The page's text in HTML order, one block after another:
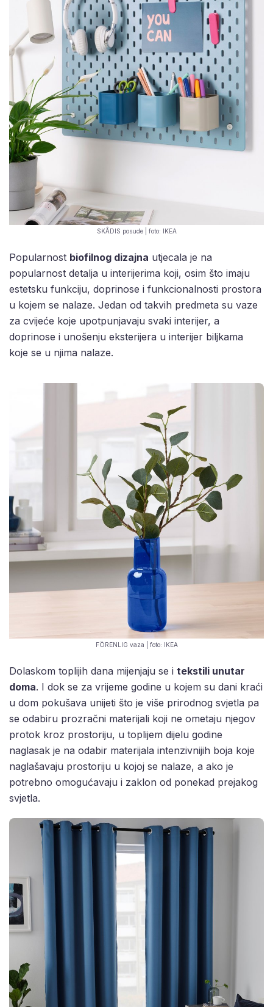
SKÅDIS posude | foto: IKEA
Popularnost biofilnog dizajna utjecala je na
popularnost detalja u interijerima koji, osim što imaju
estetsku funkciju, doprinose i funkcionalnosti prostora
u kojem se nalaze. Jedan od takvih predmeta su vaze
za cvijeće koje upotpunjavaju svaki interijer, a
doprinose i unošenju eksterijera u interijer biljkama
koje se u njima nalaze.
FÖRENLIG vaza | foto: IKEA
Dolaskom toplijih dana mijenjaju se i tekstili unutar
doma. I dok se za vrijeme godine u kojem su dani kraći
u dom pokušava unijeti što je više prirodnog svjetla pa
se odabiru prozračni materijali koji ne ometaju njegov
protok kroz prostoriju, u toplijem dijelu godine
naglasak je na odabir materijala intenzivnijih boja koje
naglašavaju prostoriju u kojoj se nalaze, a ako je
potrebno omogućavaju i zaklon od ponekad prejakog
svjetla.